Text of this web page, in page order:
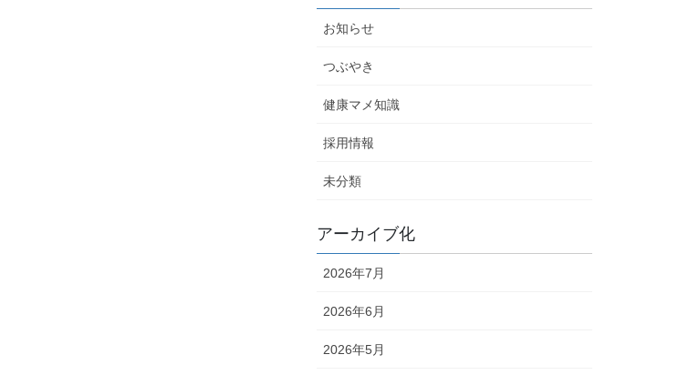
お知らせ
つぶやき
健康マメ知識
採用情報
未分類
アーカイブ化
2026年7月
2026年6月
2026年5月